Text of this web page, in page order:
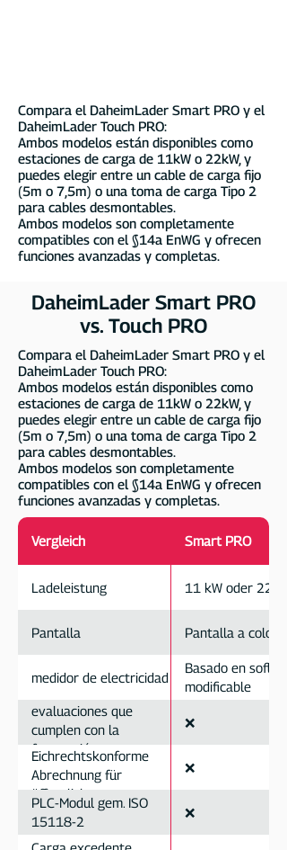
Compara el DaheimLader Smart PRO y el
DaheimLader Touch PRO:
Ambos modelos están disponibles como
estaciones de carga de 11kW o 22kW, y
puedes elegir entre un cable de carga fijo
(5m o 7,5m) o una toma de carga Tipo 2
para cables desmontables.
Ambos modelos son completamente
compatibles con el §14a EnWG y ofrecen
funciones avanzadas y completas.
DaheimLader Smart PRO
vs. Touch PRO
Compara el DaheimLader Smart PRO y el
DaheimLader Touch PRO:
Ambos modelos están disponibles como
estaciones de carga de 11kW o 22kW, y
puedes elegir entre un cable de carga fijo
(5m o 7,5m) o una toma de carga Tipo 2
para cables desmontables.
Ambos modelos son completamente
compatibles con el §14a EnWG y ofrecen
funciones avanzadas y completas.
Vergleich Smart PRO
Ladeleistung 11 kW oder 22 kW
Pantalla Pantalla a color
medidor de electricidad
Basado en
modificable
evaluaciones que
cumplen con la
facturación
❌
Eichrechtskonforme
Abrechnung für
öffentliche
Ladevorgänge
❌
PLC-Modul gem. ISO
15118-2
❌